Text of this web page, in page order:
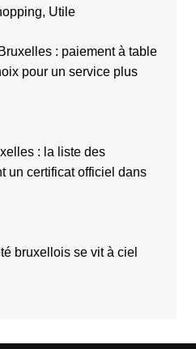
Utile
: paiement à table
pour un service plus
: la liste des
un certificat officiel dans
bruxellois se vit à ciel